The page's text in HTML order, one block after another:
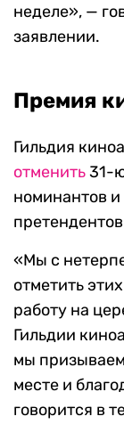
неделе», —
заявлении.
Премия
Гильдия
отменить31-
номинантов
«Мы с
отметить
работу на
Гильдии
мы призываем
месте и
говорится в